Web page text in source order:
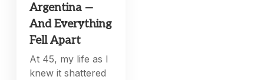
Argentina —
And Everything
Fell Apart
At 45, my life as I
knew it shattered